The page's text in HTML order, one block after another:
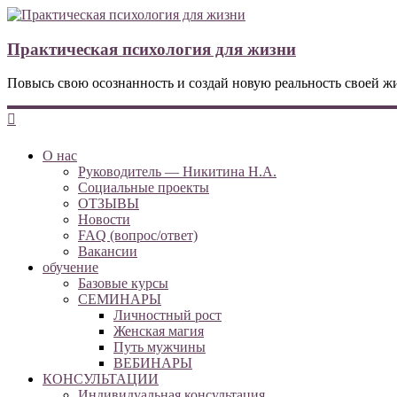
Практическая психология для жизни
Повысь свою осознанность и создай новую реальность своей
О нас
Руководитель — Никитина Н.А.
Социальные проекты
ОТЗЫВЫ
Новости
FAQ (вопрос/ответ)
Вакансии
обучение
Базовые курсы
СЕМИНАРЫ
Личностный рост
Женская магия
Путь мужчины
ВЕБИНАРЫ
КОНСУЛЬТАЦИИ